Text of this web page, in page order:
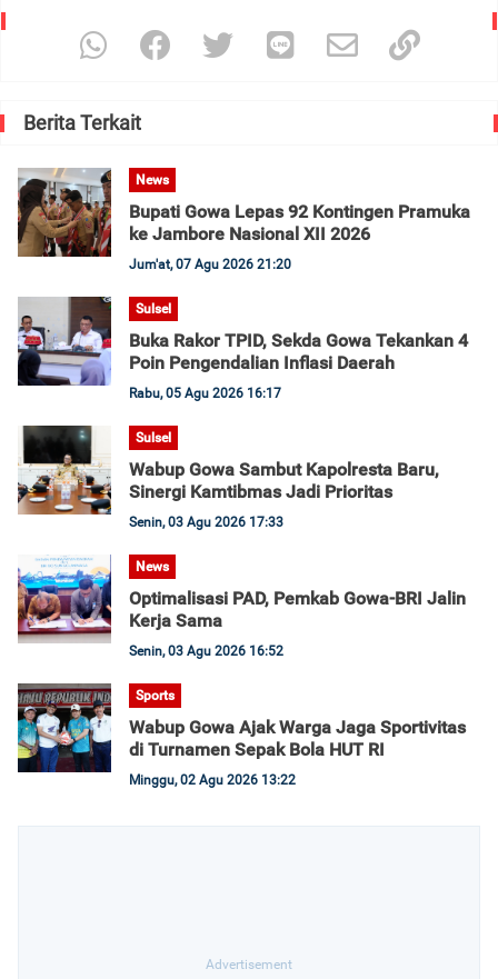
Berita Terkait
News
Bupati Gowa Lepas 92 Kontingen Pramuka
ke Jambore Nasional XII 2026
Jum'at, 07 Agu 2026 21:20
Sulsel
Buka Rakor TPID, Sekda Gowa Tekankan 4
Poin Pengendalian Inflasi Daerah
Rabu, 05 Agu 2026 16:17
Sulsel
Wabup Gowa Sambut Kapolresta Baru,
Sinergi Kamtibmas Jadi Prioritas
Senin, 03 Agu 2026 17:33
News
Optimalisasi PAD, Pemkab Gowa-BRI Jalin
Kerja Sama
Senin, 03 Agu 2026 16:52
Sports
Wabup Gowa Ajak Warga Jaga Sportivitas
di Turnamen Sepak Bola HUT RI
Minggu, 02 Agu 2026 13:22